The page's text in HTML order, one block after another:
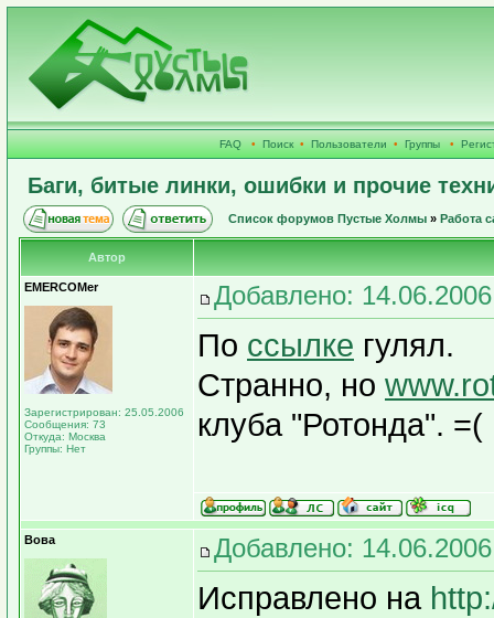
FAQ • Поиск • Пользователи • Группы •
Баги, битые линки, ошибки и прочие
Список форумов Пустые Холмы » Работа
Автор
EMERCOMer
Зарегистрирован: 25.05.2006
Сообщения: 73
Откуда: Москва
Группы: Нет
Добавлено:
По ссылке гулял.
Странно, но
клуба "Ротонда". =(
Вова Добавлено:
Исправлено на